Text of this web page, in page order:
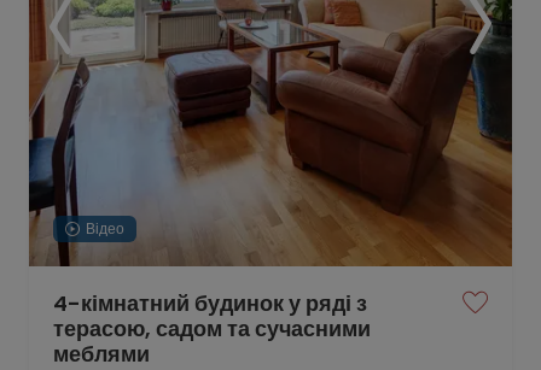
Відео
4-кімнатний будинок у ряді з
терасою, садом та сучасними
меблями